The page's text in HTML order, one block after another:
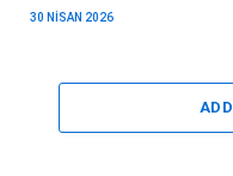
30 NISAN 2026